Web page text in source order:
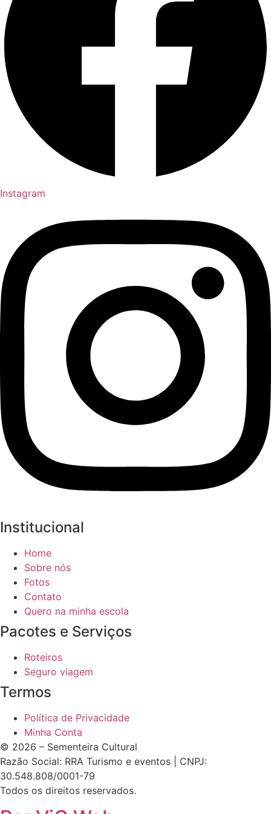
Instagram
Institucional
Home
Sobre nós
Fotos
Contato
Quero na minha escola
Pacotes e Serviços
Roteiros
Seguro viagem
Termos
Política de Privacidade
Minha Conta
© 2026 – Sementeira Cultural
Razão Social: RRA Turismo e eventos | CNPJ:
30.548.808/0001-79
Todos os direitos reservados.